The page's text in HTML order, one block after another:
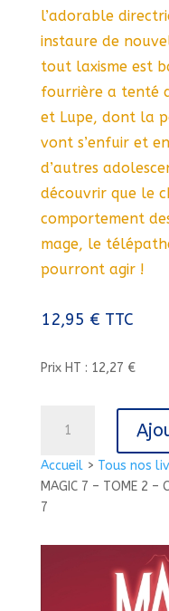
Accueil> Tous nos
MAGIC 7 – TOME 2 –
7
l’adorable
instaure de
tout laxisme est
fourrière a tenté
et Lupe, dont la
vont s’enfuir et
d’autres
découvrir que le
comportement
mage, le
pourront agir !
12,95 € TTC
Prix HT : 12,27 €
MAGIC
7
-
TOUS/2//DUPUIS/